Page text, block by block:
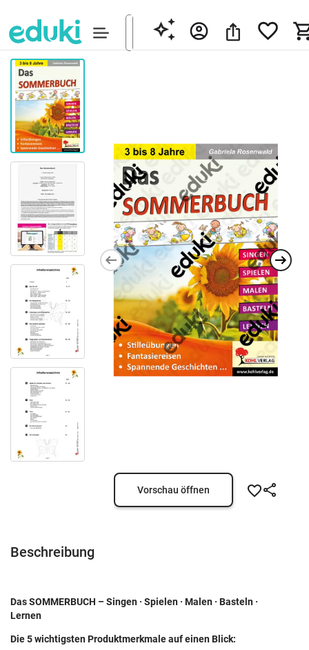
Vorschau öffnen
Beschreibung
Das SOMMERBUCH – Singen · Spielen · Malen · Basteln ·
Lernen
Die 5 wichtigsten Produktmerkmale auf einen Blick: